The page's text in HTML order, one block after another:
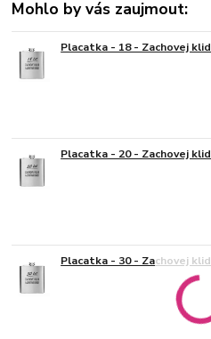
Mohlo by vás zaujmout:
Placatka - 18 - Zachovej klid
Placatka - 20 - Zachovej klid
Placatka - 30 - Zachovej klid